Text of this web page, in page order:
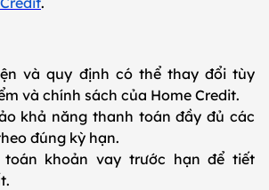
và quy định có thể thay đổi tùy
và chính sách của Home Credit.
khả năng thanh toán đầy đủ các
đúng kỳ hạn.
toán khoản vay trước hạn để tiết